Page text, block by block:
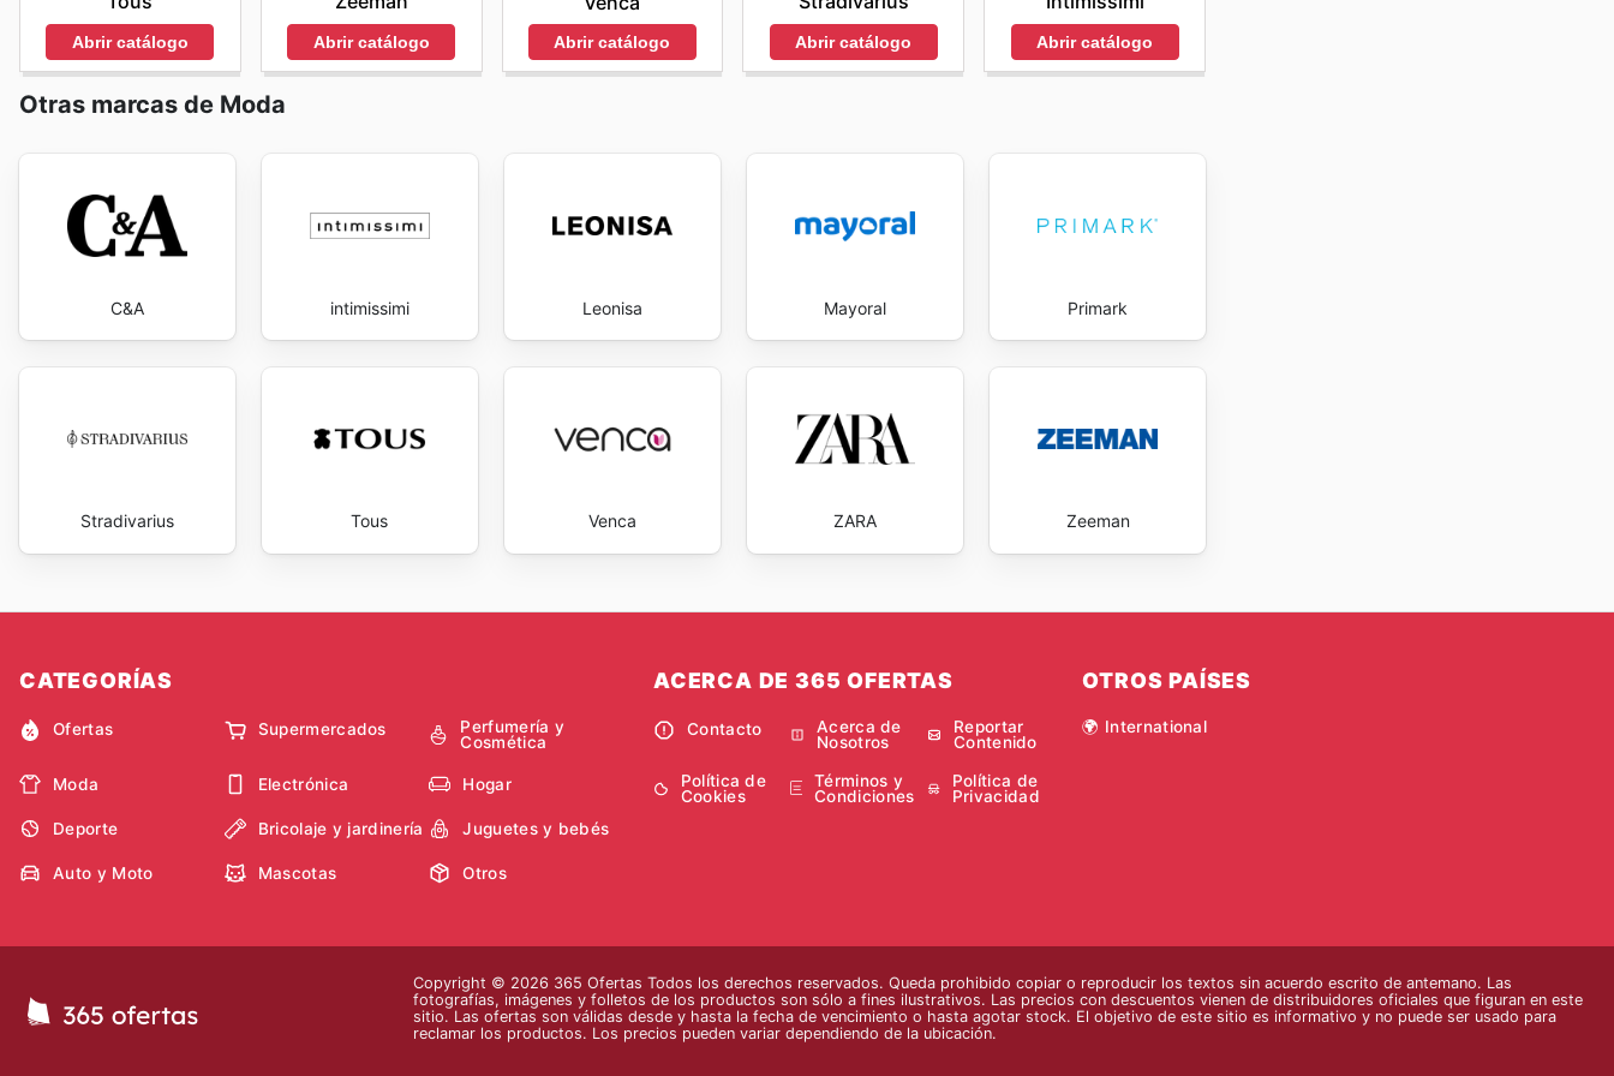
Abrir catálogo Abrir catálogo Abrir catálogo Abrir catálogo Abrir catálogo
Otras marcas de Moda
C&A intimissimi Leonisa Mayoral Primark
Stradivarius Tous Venca ZARA Zeeman
CATEGORÍAS
Ofertas Supermercados
Perfumería y
Cosmética
Moda Electrónica Hogar
Deporte Bricolaje y jardinería Juguetes y bebés
Auto y Moto Mascotas Otros
ACERCA DE 365 OFERTAS
Contacto
Acerca de
Nosotros
Reportar
Contenido
Política de
Cookies
Términos y
Condiciones
Política de
Privacidad
OTROS PAÍSES
🌍 International
Copyright © 2026 365 Ofertas Todos los derechos reservados. Queda prohibido copiar o reproducir los textos sin acuerdo escrito de antemano. Las
fotografías, imágenes y folletos de los productos son sólo a fines ilustrativos. Las precios con descuentos vienen de distribuidores oficiales que figuran en este
sitio. Las ofertas son válidas desde y hasta la fecha de vencimiento o hasta agotar stock. El objetivo de este sitio es informativo y no puede ser usado para
reclamar los productos. Los precios pueden variar dependiendo de la ubicación.